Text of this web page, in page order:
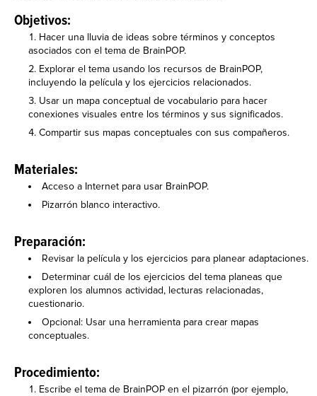
Objetivos:
Hacer una lluvia de ideas sobre términos y conceptos
asociados con el tema de BrainPOP.
Explorar el tema usando los recursos de BrainPOP,
incluyendo la película y los ejercicios relacionados.
Usar un mapa conceptual de vocabulario para hacer
conexiones visuales entre los términos y sus significados.
Compartir sus mapas conceptuales con sus compañeros.
Materiales:
Acceso a Internet para usar BrainPOP.
Pizarrón blanco interactivo.
Preparación:
Revisar la película y los ejercicios para planear adaptaciones.
Determinar cuál de los ejercicios del tema planeas que
exploren los alumnos actividad, lecturas relacionadas,
cuestionario.
Opcional: Usar una herramienta para crear mapas
conceptuales.
Procedimiento:
Escribe el tema de BrainPOP en el pizarrón (por ejemplo,